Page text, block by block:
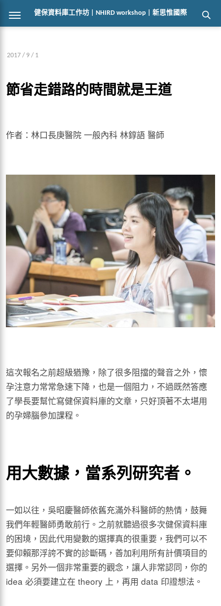
健保資料庫工作坊 | NHIRD workshop | 新思惟國際
2017 / 9 / 1
節省走錯路的時間就是王道
作者：林口長庚醫院 一般內科 林錞語 醫師
這次報名之前超級猶豫，除了很多阻擋的聲音之外，懷
孕注意力常常急速下降，也是一個阻力，不過既然答應
了學長要幫忙寫健保資料庫的文章，只好頂著不太堪用
的孕婦腦參加課程。
用大數據，當系列研究者。
一如以往，吳昭慶醫師依舊充滿外科醫師的熱情，鼓舞
我們年輕醫師勇敢前行。之前就聽過很多次健保資料庫
的困境，因此代用變數的選擇真的很重要，我們可以不
要仰賴那浮誇不實的診斷碼，善加利用所有計價項目的
選擇。另外一個非常重要的觀念，讓人非常認同，你的
idea 必須要建立在 theory 上，再用 data 印證想法。